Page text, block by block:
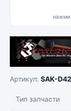
Артикул: SAK-
Тип запчасти